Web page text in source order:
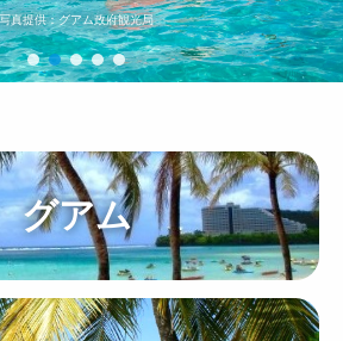
写真提供：グアム政府観光局
写真提供：グアム政府観光局
写真提供：グアム政府観光局
Takasago and Marianas Visitor Authoruty
グアム